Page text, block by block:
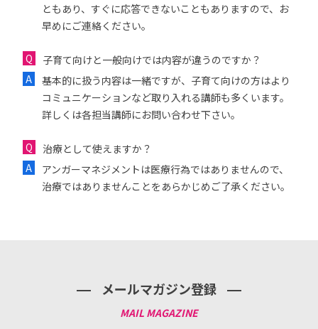
ともあり、すぐに応答できないこともありますので、お
早めにご連絡ください。
子育て向けと一般向けでは内容が違うのですか？
基本的に扱う内容は一緒ですが、子育て向けの方はより
コミュニケーションなど取り入れる講師も多くいます。
詳しくは各担当講師にお問い合わせ下さい。
治療として使えますか？
アンガーマネジメントは医療行為ではありませんので、
治療ではありませんことをあらかじめご了承ください。
メールマガジン登録